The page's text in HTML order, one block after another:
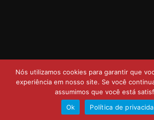
Nós utilizamos cookies para garantir que
experiência em nosso site. Se você
assumimos que você está
Ok
Política de